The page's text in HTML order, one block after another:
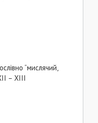
“мислячий,
– ХІІІ